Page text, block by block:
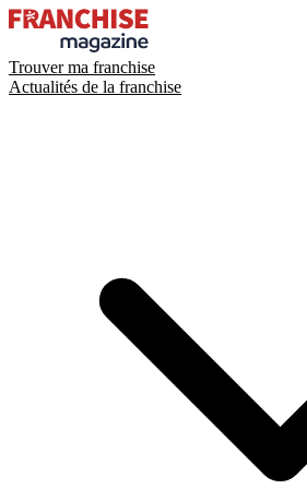
Trouver ma franchise
Actualités de la franchise